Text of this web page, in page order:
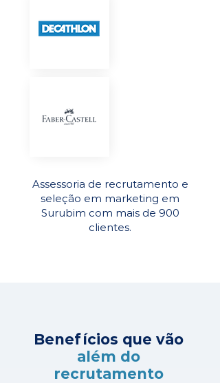
Assessoria de recrutamento e
seleção em marketing em
Surubim com mais de 900
clientes.
Benefícios que vão
além do
recrutamento